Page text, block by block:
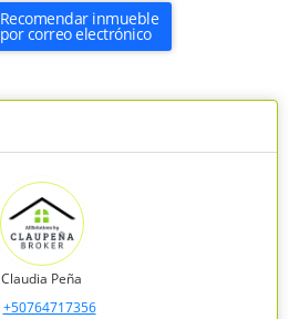
Recomendar inmueble
por correo electrónico
Claudia Peña
+50764717356